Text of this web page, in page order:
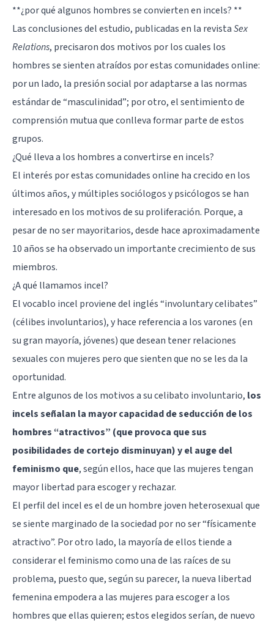
**¿por qué algunos hombres se convierten en incels? **
Las conclusiones del estudio, publicadas en la revistaSex
Relations, precisaron dos motivos por los cuales los
hombres se sienten atraídos por estas comunidades online:
por un lado, la presión social por adaptarse a las normas
estándar de “masculinidad”; por otro, el sentimiento de
comprensión mutua que conlleva formar parte de estos
grupos.
¿Qué lleva a los hombres a convertirse en incels?
El interés por estas comunidades online ha crecido en los
últimos años, y múltiples sociólogos y psicólogos se han
interesado en los motivos de su proliferación. Porque, a
pesar de no ser mayoritarios, desde hace aproximadamente
10 años se ha observado un importante crecimiento de sus
miembros.
¿A qué llamamos incel?
El vocablo incel proviene del inglés “involuntary celibates”
(célibes involuntarios), y hace referencia a los varones (en
su gran mayoría, jóvenes) que desean tener relaciones
sexuales con mujeres pero que sienten que no se les da la
oportunidad.
Entre algunos de los motivos a su celibato involuntario, los
incels señalan la mayor capacidad de seducción de los
hombres “atractivos” (que provoca que sus
posibilidades de cortejo disminuyan) y el auge del
feminismo que, según ellos, hace que las mujeres tengan
mayor libertad para escoger y rechazar.
El perfil del incel es el de un hombre joven heterosexual que
se siente marginado de la sociedad por no ser “físicamente
atractivo”. Por otro lado, la mayoría de ellos tiende a
considerar el feminismo como una de las raíces de su
problema, puesto que, según su parecer, la nueva libertad
femenina empodera a las mujeres para escoger a los
hombres que ellas quieren; estos elegidos serían, de nuevo